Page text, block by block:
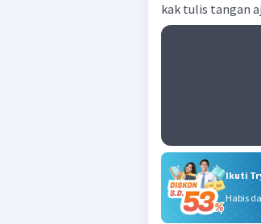
kak tulis tangan
Ikuti
Habis